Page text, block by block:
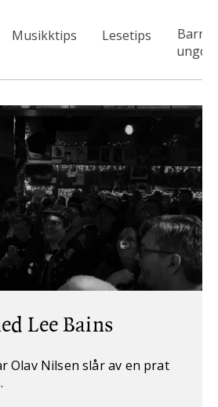
Musikktips Lesetips
Barn
Lee Bains
Olav Nilsen slår av en prat